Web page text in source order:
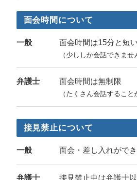
面会時間について
一般 面会時間は15分と短い
（少ししか会話できませ
弁護士 面会時間は無制限
（たくさん会話すること
接見禁止について
一般 面会・差し入れがで
弁護士
接見禁止中は弁護士